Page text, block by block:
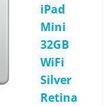
iPad
Mini
32GB
WiFi
Silver
Retina